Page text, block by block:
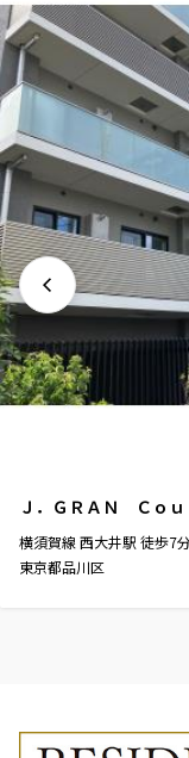
Ｊ．ＧＲＡＮ Ｃｏ
横須賀線 西大井駅 徒歩7
東京都品川区